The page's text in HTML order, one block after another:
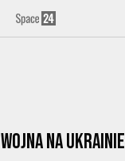
Wojna na Ukrainie